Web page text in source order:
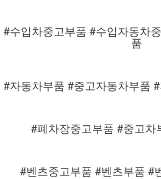
#수입차중고부품 #수입자동차
품
#자동차부품 #중고자동차부품
#폐차장중고부품 #중고차
#벤츠중고부품 #벤츠부품 #